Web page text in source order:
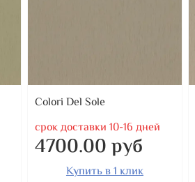
Colori Del Sole
срок доставки 10-16 дней
4700.00 руб
Купить в 1 клик